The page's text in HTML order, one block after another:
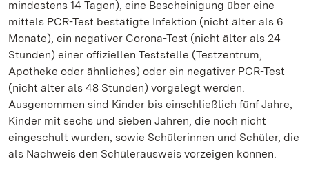
mindestens 14 Tagen), eine Bescheinigung über eine
mittels PCR-Test bestätigte Infektion (nicht älter als 6
Monate), ein negativer Corona-Test (nicht älter als 24
Stunden) einer offiziellen Teststelle (Testzentrum,
Apotheke oder ähnliches) oder ein negativer PCR-Test
(nicht älter als 48 Stunden) vorgelegt werden.
Ausgenommen sind Kinder bis einschließlich fünf Jahre,
Kinder mit sechs und sieben Jahren, die noch nicht
eingeschult wurden, sowie Schülerinnen und Schüler, die
als Nachweis den Schülerausweis vorzeigen können.